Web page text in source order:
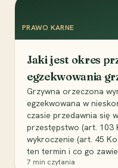
PRAWO KARNE
Jaki jest okres
egzekwowania
Grzywna orzeczona
egzekwowana w
czasie przedawnia się
przestępstwo (art. 103
wykroczenie (art. 45
ten termin i co go
7 min czytania